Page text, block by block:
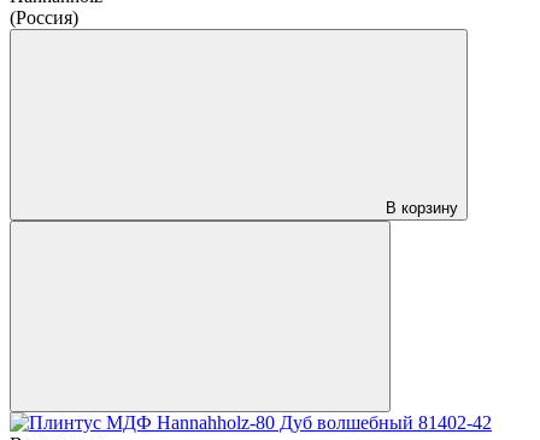
(Россия)
В корзину